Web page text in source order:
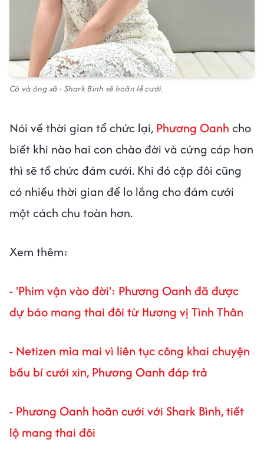
Cô và ông xã - Shark Bình sẽ hoãn lễ cưới.
Nói về thời gian tổ chức lại, Phương Oanh cho
biết khi nào hai con chào đời và cứng cáp hơn
thì sẽ tổ chức đám cưới. Khi đó cặp đôi cũng
có nhiều thời gian để lo lắng cho đám cưới
một cách chu toàn hơn.
Xem thêm:
- 'Phim vận vào đời': Phương Oanh đã được
dự báo mang thai đôi từ Hương vị Tình Thân
- Netizen mỉa mai vì liên tục công khai chuyện
bầu bí cưới xin, Phương Oanh đáp trả
- Phương Oanh hoãn cưới với Shark Bình, tiết
lộ mang thai đôi